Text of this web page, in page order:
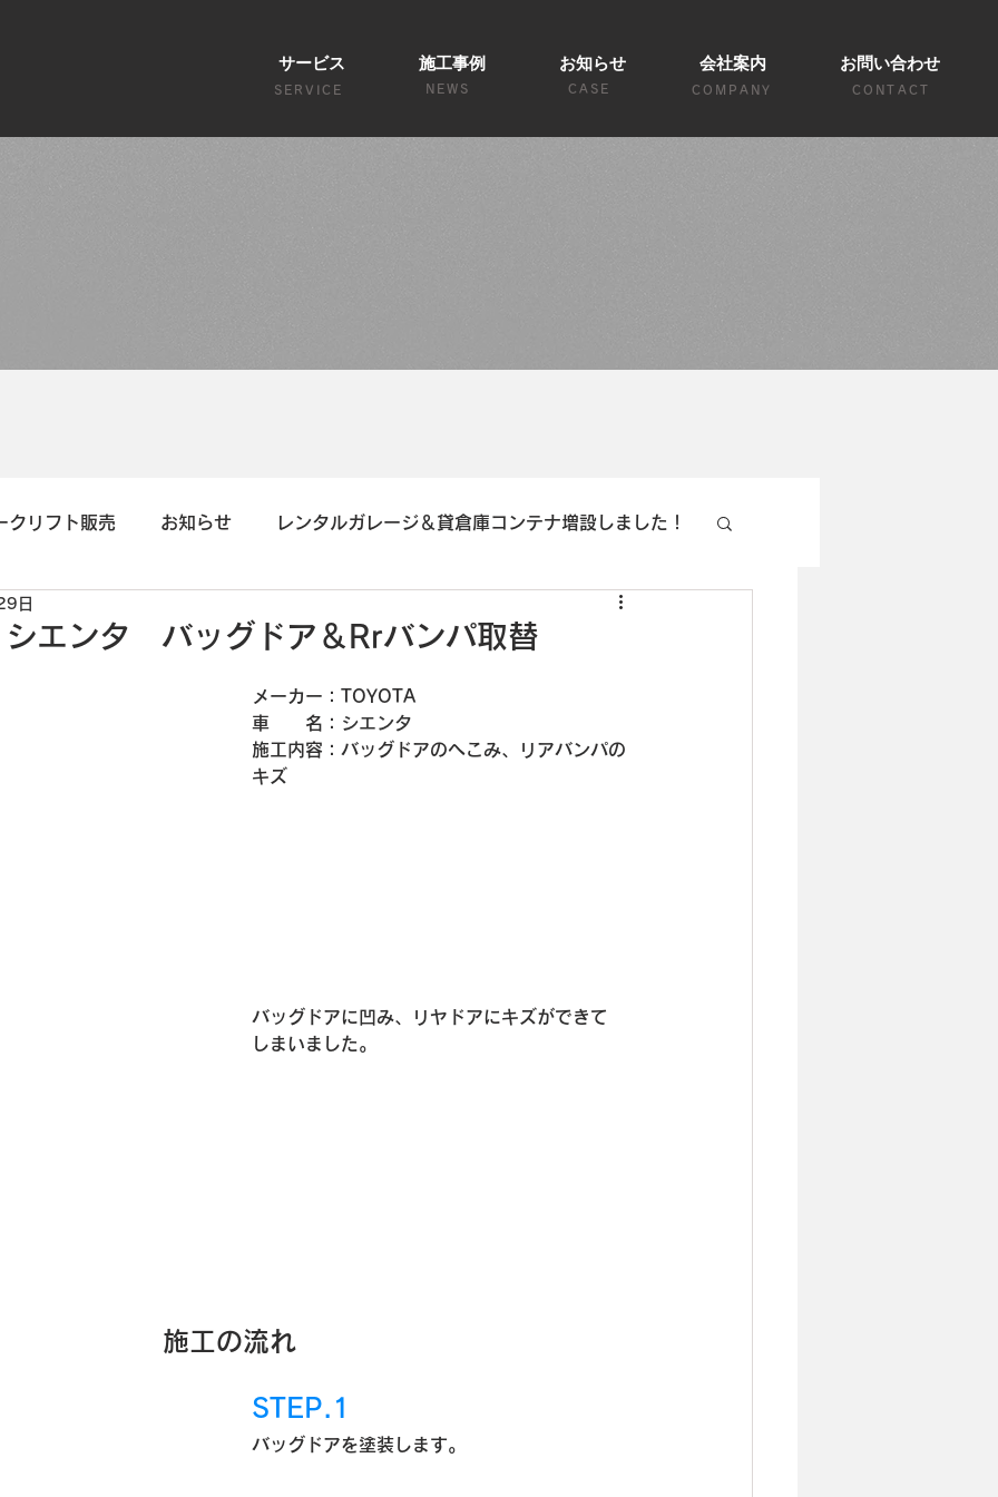
サービス 施工事例 お知らせ 会社案内 お問い合わせ
SERVICE NEWS CASE COMPANY CONTACT
クリフト販売 お知らせ レンタルガレージ＆貸倉庫コンテナ増設しました！
エンタ バッグドア＆Rrバンパ取替
日
メーカー：TOYOTA
車　　名： シエンタ
施工内容：バッグドアのへこみ、リアバンパの
キズ
バッグドアに凹み、リヤドアにキズができて
しまいました。
施工の流れ
STEP.1
バッグドアを塗装します。